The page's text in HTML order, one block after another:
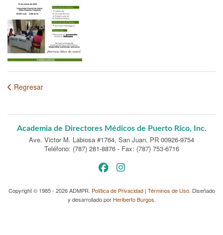
Regresar
Academia de Directores Médicos de Puerto Rico, Inc.
Ave. Victor M. Labiosa #1764, San Juan, PR 00926-9754
Teléfono: (787) 281-8876 - Fax: (787) 753-6716
Copyright © 1985 - 2026 ADMPR. Política de Privacidad| Términos de Uso. Diseñado
y desarrollado por Heriberto Burgos.